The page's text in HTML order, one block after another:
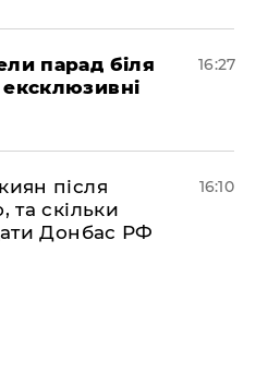
парад біля
16:27
після
та скільки
Донбас РФ
16:10